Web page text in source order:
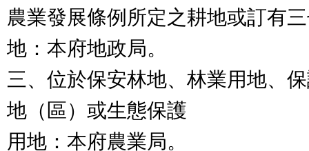
農業發展條例所定之耕地或訂有
地：本府地政局。
三、位於保安林地、林業用地、
地（區）或生態保護
用地：本府農業局。